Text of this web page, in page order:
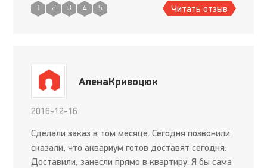
1 2 3 4 5 Читать отзыв
АленаКривоцюк
2016-12-16
Сделали заказ в том месяце. Сегодня позвонили
сказали, что аквариум готов доставят сегодня.
Доставили, занесли прямо в квартиру. Я бы сама